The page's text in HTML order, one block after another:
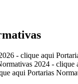
- clique aqui
2024 - clique
aqui Portarias